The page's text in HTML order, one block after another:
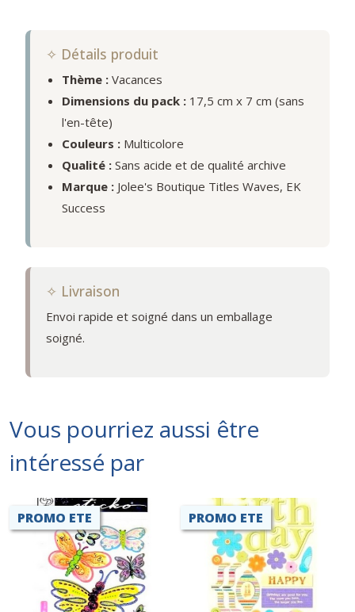
✧ Détails produit
Thème : Vacances
Dimensions du pack : 17,5 cm x 7 cm (sans
l'en-tête)
Couleurs : Multicolore
Qualité : Sans acide et de qualité archive
Marque : Jolee's Boutique Titles Waves, EK
Success
✧ Livraison
Envoi rapide et soigné dans un emballage
soigné.
Vous pourriez aussi être
intéressé par
PROMO ETE PROMO ETE